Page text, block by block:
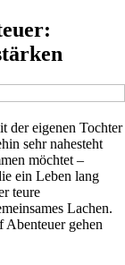
der eigenen Tochter
sehr nahesteht
möchtet –
ein Leben lang
teure
Lachen.
gehen